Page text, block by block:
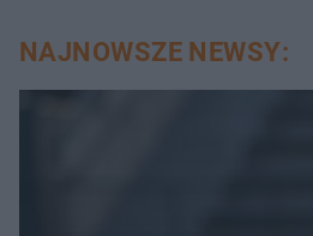
NAJNOWSZE NEWSY: